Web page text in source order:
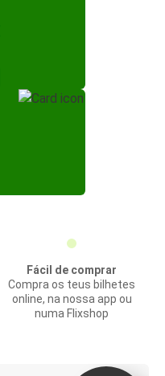
Fácil de comprar
Compra os teus bilhetes
online, na nossa app ou
numa Flixshop